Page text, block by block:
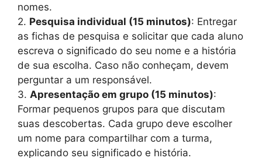
nomes.
2. Pesquisa individual (15 minutos): Entregar
as fichas de pesquisa e solicitar que cada aluno
escreva o significado do seu nome e a história
de sua escolha. Caso não conheçam, devem
perguntar a um responsável.
3. Apresentação em grupo (15 minutos):
Formar pequenos grupos para que discutam
suas descobertas. Cada grupo deve escolher
um nome para compartilhar com a turma,
explicando seu significado e história.